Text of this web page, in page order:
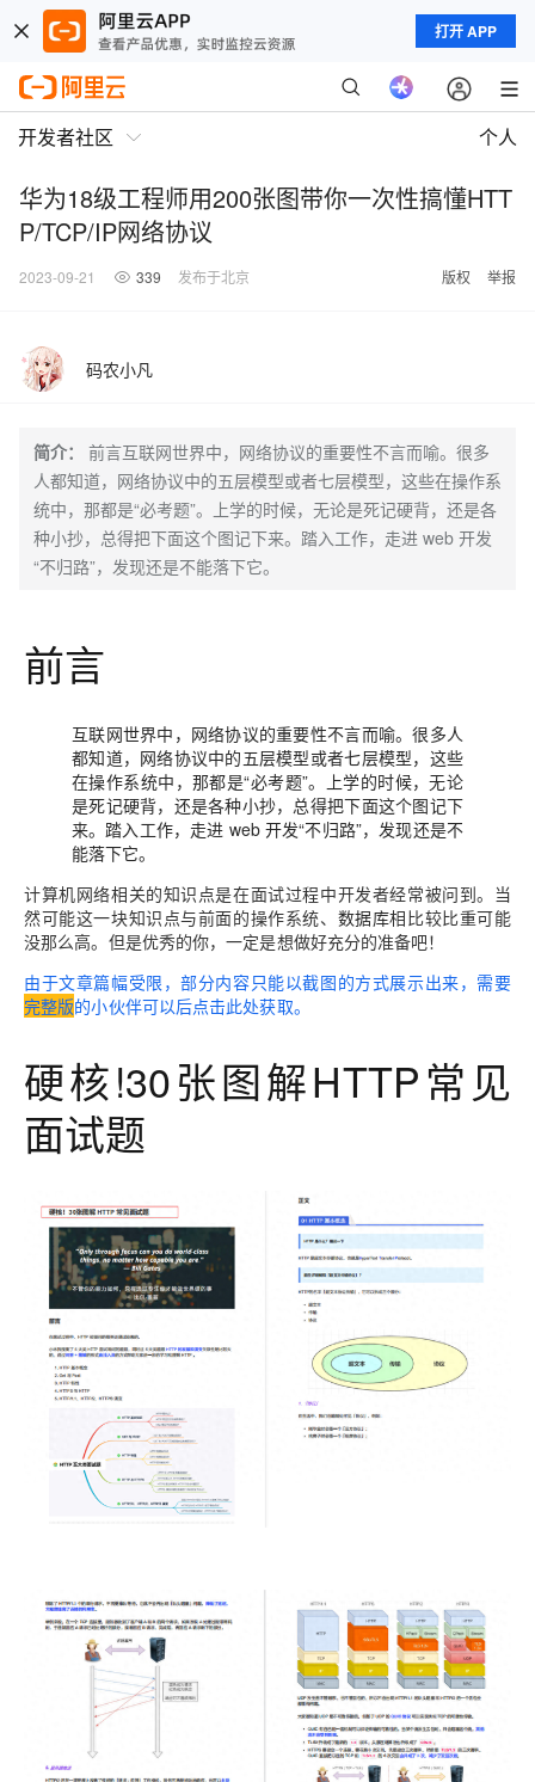
打开 APP
开发者社区 个人
华为18级工程师用200张图带你一次性搞懂HTT
P/TCP/IP网络协议
2023-09-21 339 发布于北京 版权 举报
码农小凡
简介：
前言互联网世界中，网络协议的重要性不言而喻。很多
人都知道，网络协议中的五层模型或者七层模型，这些在操作系
统中，那都是“必考题”。上学的时候，无论是死记硬背，还是各
种小抄，总得把下面这个图记下来。踏入工作，走进 web 开发
“不归路”，发现还是不能落下它。
前言
互联网世界中，网络协议的重要性不言而喻。很多人
都知道，网络协议中的五层模型或者七层模型，这些
在操作系统中，那都是“必考题”。上学的时候，无论
是死记硬背，还是各种小抄，总得把下面这个图记下
来。踏入工作，走进 web 开发“不归路”，发现还是不
能落下它。
计算机网络相关的知识点是在面试过程中开发者经常被问到。当
然可能这一块知识点与前面的操作系统、 数据库相比较比重可能
没那么高。但是优秀的你，一定是想做好充分的准备吧！
由于文章篇幅受限，部分内容只能以截图的方式展示出来， 需要
完整版的小伙伴可以后点击此处获取。
硬核!30张图解HTTP常见
面试题